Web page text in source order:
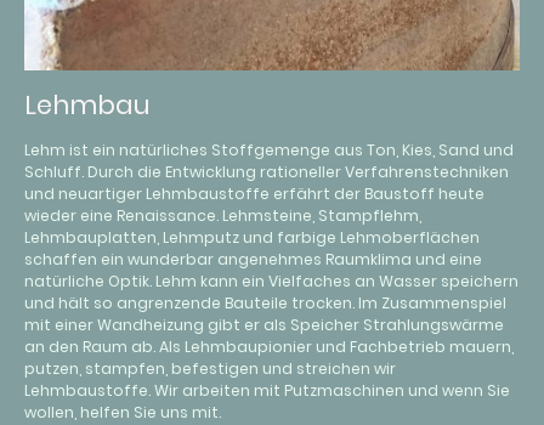
Lehmbau
Lehm ist ein natürliches Stoffgemenge aus Ton, Kies, Sand und
Schluff. Durch die Entwicklung rationeller Verfahrenstechniken
und neuartiger Lehmbaustoffe erfährt der Baustoff heute
wieder eine Renaissance. Lehmsteine, Stampflehm,
Lehmbauplatten, Lehmputz und farbige Lehmoberflächen
schaffen ein wunderbar angenehmes Raumklima und eine
natürliche Optik. Lehm kann ein Vielfaches an Wasser speichern
und hält so angrenzende Bauteile trocken. Im Zusammenspiel
mit einer Wandheizung gibt er als Speicher Strahlungswärme
an den Raum ab. Als Lehmbaupionier und Fachbetrieb mauern,
putzen, stampfen, befestigen und streichen wir
Lehmbaustoffe. Wir arbeiten mit Putzmaschinen und wenn Sie
wollen, helfen Sie uns mit.